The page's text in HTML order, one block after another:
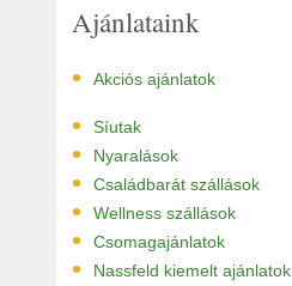
Ajánlataink
• Akciós ajánlatok
• Síutak
• Nyaralások
• Családbarát szállások
• Wellness szállások
• Csomagajánlatok
• Nassfeld kiemelt ajánlatok